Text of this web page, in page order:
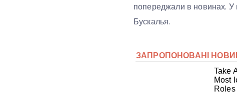
попереджали в новинах. У
Бускалья.